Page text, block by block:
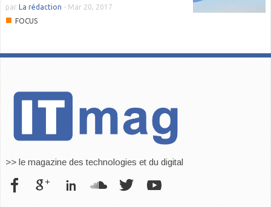
par La rédaction - Mar 20, 2017
■ FOCUS
>> le magazine des technologies et du digital